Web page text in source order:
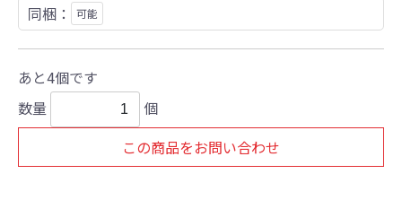
同梱： 可能
あと4個です
数量
個
この商品をお問い合わせ